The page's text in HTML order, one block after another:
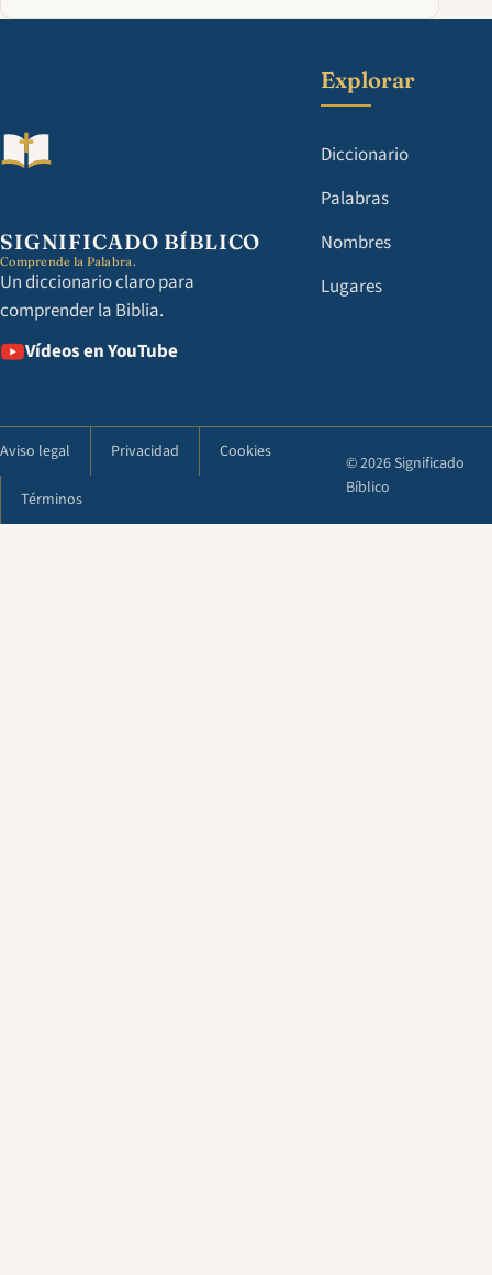
SIGNIFICADO BÍBLICO
Comprende la Palabra.
Un diccionario claro para
comprender la Biblia.
Vídeos en YouTube
Explorar
Diccionario
Palabras
Nombres
Lugares
Aviso legal Privacidad Cookies
Términos
© 2026 Significado
Bíblico